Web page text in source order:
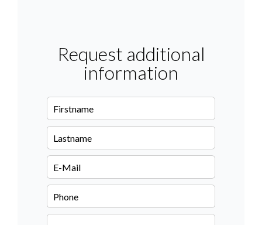
Request additional
information